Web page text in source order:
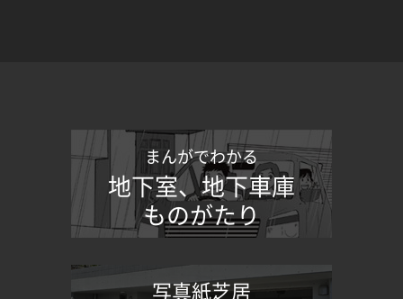
まんがでわかる
地下室、地下車庫
ものがたり
写真紙芝居